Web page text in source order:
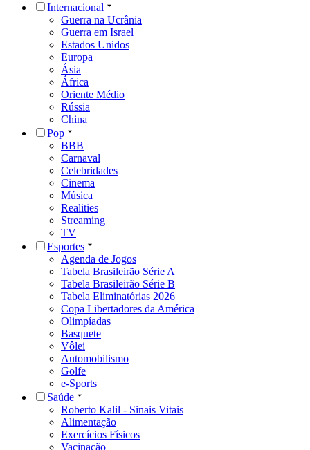
Internacional
Guerra na Ucrânia
Guerra em Israel
Estados Unidos
Europa
Ásia
África
Oriente Médio
Rússia
China
Pop
BBB
Carnaval
Celebridades
Cinema
Música
Realities
Streaming
TV
Esportes
Agenda de Jogos
Tabela Brasileirão Série A
Tabela Brasileirão Série B
Tabela Eliminatórias 2026
Copa Libertadores da América
Olimpíadas
Basquete
Vôlei
Automobilismo
Golfe
e-Sports
Saúde
Roberto Kalil - Sinais Vitais
Alimentação
Exercícios Físicos
Vacinação